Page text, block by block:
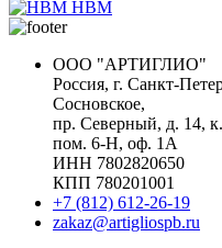
HBM
ООО "АРТИГЛИО"
Россия, г. Санкт-
Сосновское,
пр. Северный, д. 14,
пом. 6-Н, оф. 1А
ИНН 7802820650
КПП 780201001
+7 (812) 612-26-19
zakaz@artigliospb.ru